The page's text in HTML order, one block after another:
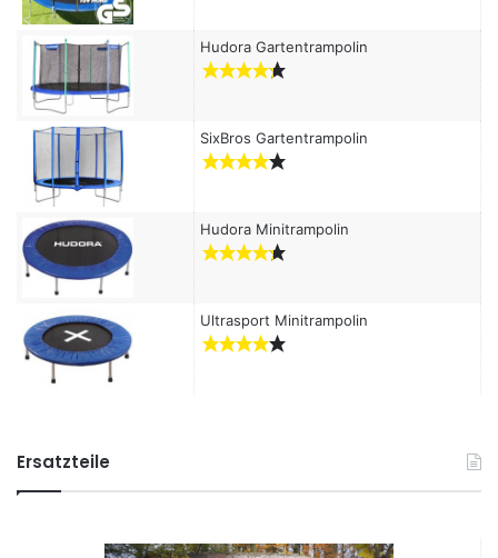
Hudora Gartentrampolin
SixBros Gartentrampolin
Hudora Minitrampolin
Ultrasport Minitrampolin
Ersatzteile